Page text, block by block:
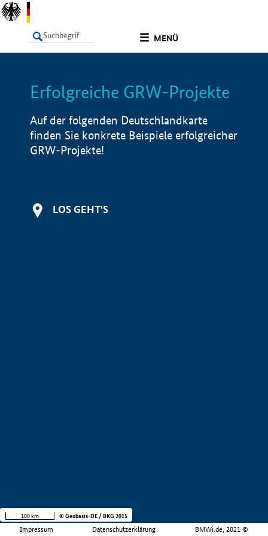
MENÜ
LISTE Info
Erfolgreiche GRW-Projekte
Auf der folgenden Deutschlandkarte
finden Sie konkrete Beispiele erfolgreicher
GRW-Projekte!
LOS GEHT'S
Impressum Datenschutzerklärung BMWi.de, 2021 ©
100 km © Geobasis-DE / BKG 2015